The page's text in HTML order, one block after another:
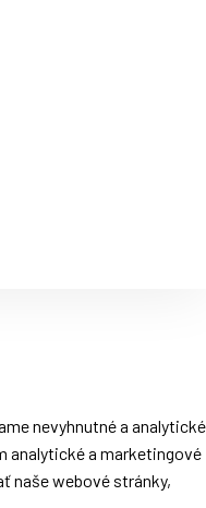
nevyhnutné a analytické
analytické a marketingové
naše webové stránky,